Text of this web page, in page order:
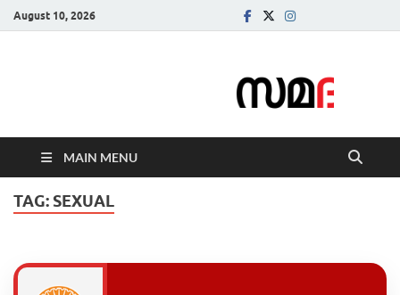
August 10, 2026
MAIN MENU
TAG: SEXUAL